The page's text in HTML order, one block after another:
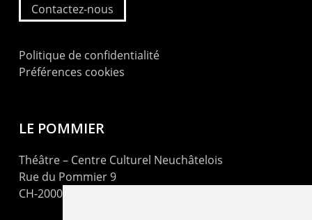
Contactez-nous
Politique de confidentialité
Préférences cookies
LE POMMIER
Théâtre – Centre Culturel Neuchâtelois
Rue du Pommier 9
CH-2000 Neuchâtel